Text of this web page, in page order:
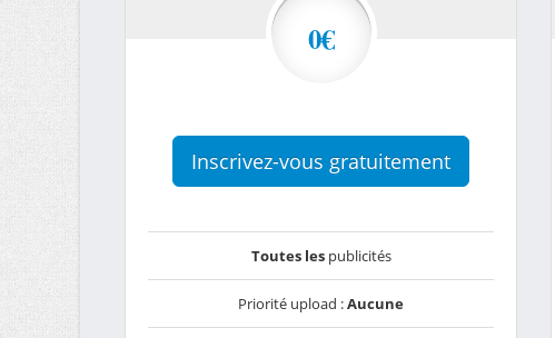
0€
Inscrivez-vous gratuitement
Toutes lespublicités
Priorité upload :Aucune